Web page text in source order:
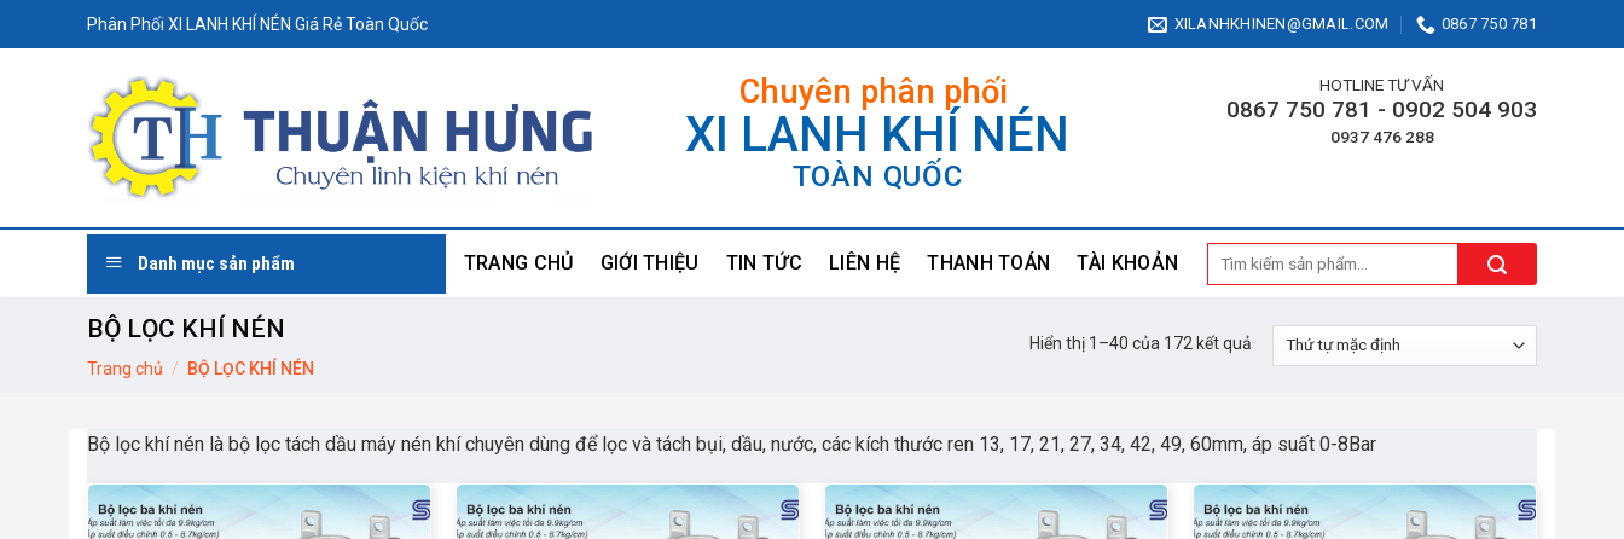
to
Phân Phối XI LANH KHÍ NÉN Giá Rẻ Toàn Quốc XILANHKHINEN@GMAIL.COM 0867 750 781
Chuyên phân phối
XI LANH KHÍ NÉN
TOÀN QUỐC
HOTLINE TƯ VẤN
0867 750 781 - 0902 504 903
0937 476 288
Danh mục sản phẩm TRANG CHỦ GIỚI THIỆU TIN TỨC LIÊN HỆ THANH TOÁN TÀI KHOẢN
Tìm
kiếm:
BỘ LỌC KHÍ NÉN
Trang chủ / BỘ LỌC KHÍ NÉN
Hiển thị 1–40 của 172 kết quả
Bộ lọc khí nén là bộ lọc tách dầu máy nén khí chuyên dùng để lọc và tách bụi, dầu, nước, các kích thước ren 13, 17, 21, 27, 34, 42, 49, 60mm, áp suất 0-8Bar